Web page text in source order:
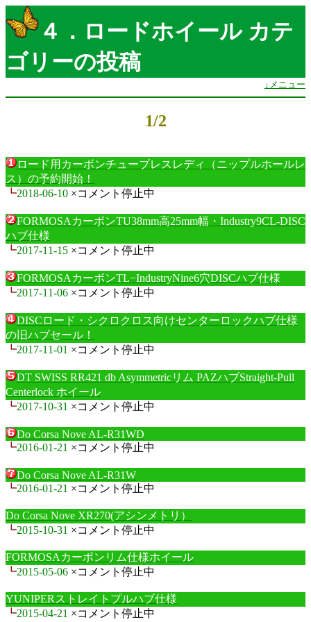
４．ロードホイール カテ
ゴリーの投稿
↓メニュー
1/2
ロード用カーボンチューブレスレディ（ニップルホールレ
ス）の予約開始！
┗2018-06-10 ×コメント停止中
FORMOSAカーボンTU38mm高25mm幅・Industry9CL-DISC
ハブ仕様
┗2017-11-15 ×コメント停止中
FORMOSAカーボンTL−IndustryNine6穴DISCハブ仕様
┗2017-11-06 ×コメント停止中
DISCロード・シクロクロス向けセンターロックハブ仕様
の旧ハブセール！
┗2017-11-01 ×コメント停止中
DT SWISS RR421 db Asymmetricリム PAZハブStraight-Pull
Centerlock ホイール
┗2017-10-31 ×コメント停止中
Do Corsa Nove AL-R31WD
┗2016-01-21 ×コメント停止中
Do Corsa Nove AL-R31W
┗2016-01-21 ×コメント停止中
Do Corsa Nove XR270(アシンメトリ）
┗2015-10-31 ×コメント停止中
FORMOSAカーボンリム仕様ホイール
┗2015-05-06 ×コメント停止中
YUNIPERストレイトプルハブ仕様
┗2015-04-21 ×コメント停止中